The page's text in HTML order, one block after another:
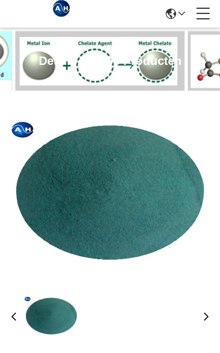
Details Van De Producten